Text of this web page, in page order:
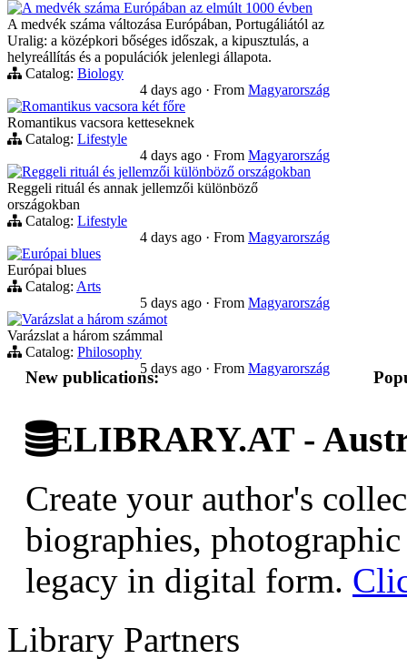
A medvék száma Európában az elmúlt 1000 évben
A medvék száma változása Európában, Portugáliától az
Uralig: a középkori bőséges időszak, a kipusztulás, a
helyreállítás és a populációk jelenlegi állapota.
Catalog: Biology
4 days ago · From Magyarország
Romantikus vacsora két főre
Romantikus vacsora ketteseknek
Catalog: Lifestyle
4 days ago · From Magyarország
Reggeli rituál és jellemzői különböző országokban
Reggeli rituál és annak jellemzői különböző
országokban
Catalog: Lifestyle
4 days ago · From Magyarország
Európai blues
Európai blues
Catalog: Arts
5 days ago · From Magyarország
Varázslat a három számot
Varázslat a három számmal
Catalog: Philosophy
5 days ago · From Magyarország
New publications:
ELIBRARY.AT -
Create your author's
biographies,
legacy in digital form.
Library Partners